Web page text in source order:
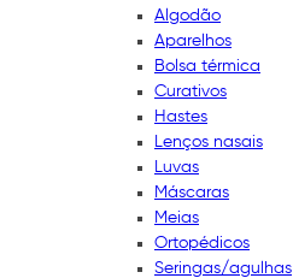
Algodão
Aparelhos
Bolsa térmica
Curativos
Hastes
Lenços nasais
Luvas
Máscaras
Meias
Ortopédicos
Seringas/agulhas